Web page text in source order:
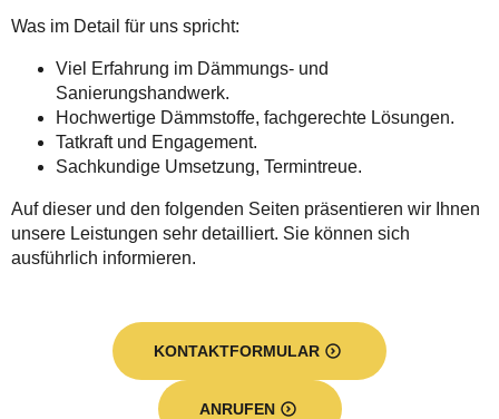
Was im Detail für uns spricht:
Viel Erfahrung im Dämmungs- und
Sanierungshandwerk.
Hochwertige Dämmstoffe, fachgerechte Lösungen.
Tatkraft und Engagement.
Sachkundige Umsetzung, Termintreue.
Auf dieser und den folgenden Seiten präsentieren wir Ihnen
unsere Leistungen sehr detailliert. Sie können sich
ausführlich informieren.
KONTAKTFORMULAR
ANRUFEN